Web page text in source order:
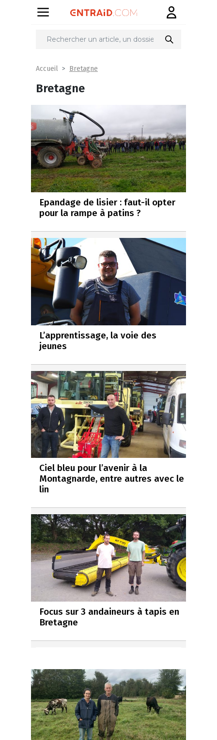
Accueil Bretagne
Bretagne
Epandage de lisier : faut-il opter
pour la rampe à patins ?
L’apprentissage, la voie des
jeunes
Ciel bleu pour l’avenir à la
Montagnarde, entre autres avec le
lin
Focus sur 3 andaineurs à tapis en
Bretagne